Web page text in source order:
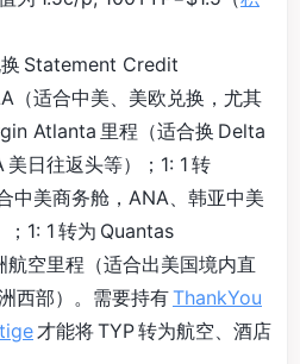
Statement Credit
（适合中美、美欧兑换，尤其
Atlanta 里程（适合换 Delta
美日往返头等）；1: 1 转
中美商务舱，ANA、韩亚中美
1: 1 转为 Quantas
空里程（适合出美国境内直
西部）。需要持有ThankYou
才能将 TYP 转为航空、酒店